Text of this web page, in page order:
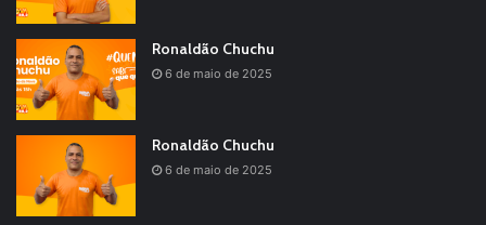
Ronaldão Chuchu
6 de maio de 2025
Ronaldão Chuchu
6 de maio de 2025